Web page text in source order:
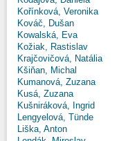
Kořínková, Veronika
Kováč, Dušan
Kowalská, Eva
Kožiak, Rastislav
Krajčovičová, Natália
Kšiňan, Michal
Kumanová, Zuzana
Kusá, Zuzana
Kušniráková, Ingrid
Lengyelová, Tünde
Liška, Anton